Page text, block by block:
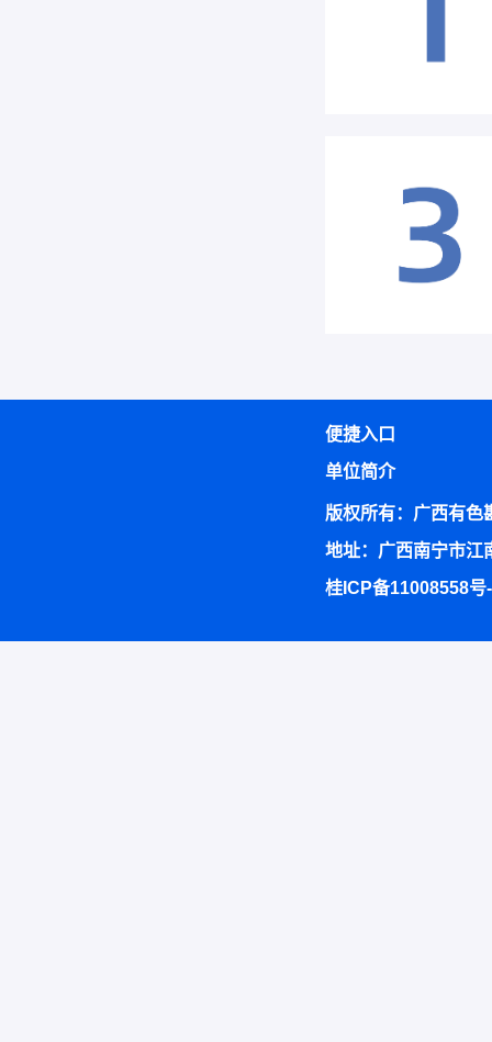
便捷入口
单位简介
版权所有：广西有色
地址：广西南宁市江
桂ICP备11008558号